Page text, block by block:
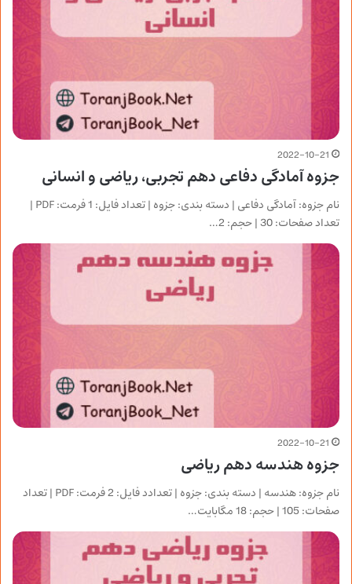
2022-10-21
جزوه آمادگی دفاعی دهم تجربی، ریاضی و انسانی
نام جزوه: آمادگی دفاعی | دسته بندی: جزوه | تعداد فایل: 1 فرمت: PDF |
تعداد صفحات: 30 | حجم: 2…
2022-10-21
جزوه هندسه دهم ریاضی
نام جزوه: هندسه | دسته بندی: جزوه | تعدادد فایل: 2 فرمت: PDF | تعداد
صفحات: 105 | حجم: 18 مگابایت…